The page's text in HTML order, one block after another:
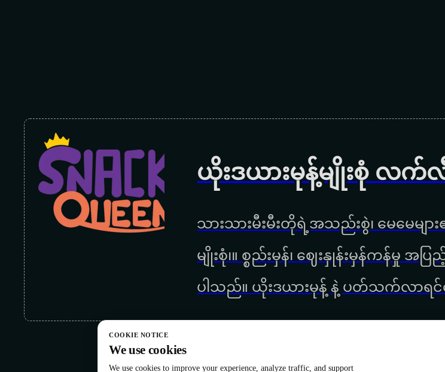
ယိုးဒယားမုန့်မျိုးစုံ လ
သားသားမီးမီးတိုရဲ့အသည်းစွဲ၊ မေမေမျာ
မျိုးစုံ၊။ စ္စည်းမှန်၊ ‌ဈေးနှုန်းမှန်ကန်မှု
ပါသည်။ ယိုးဒယားမုန့် နဲ့ ပတ်သက်လာရင်
COOKIE NOTICE
We use cookies
We use cookies to improve your experience, analyze traffic, and support